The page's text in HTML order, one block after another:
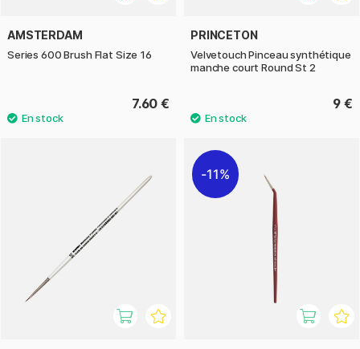
AMSTERDAM
Series 600 Brush Flat Size 16
7.60 €
PRINCETON
Velvetouch Pinceau synthétique
manche court Round St 2
9 €
11%